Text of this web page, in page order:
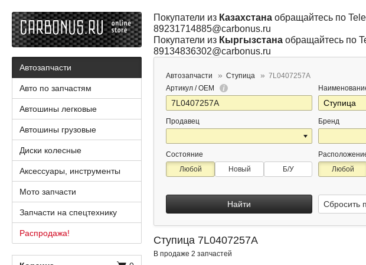
Покупатели из Казахстана обращайтесь по
89231714885@carbonus.ru
Покупатели из Кыргызстана обращайтесь по
89134836302@carbonus.ru
Автозапчасти Ступица
7L0407257A
Артикул / OEM
Продавец Бренд
Состояние
Любой
Новый Б/У
Любой
Найти Сбросить
Ступица 7L0407257A
В продаже 2 запчастей
Автозапчасти
Авто по запчастям
Автошины легковые
Автошины грузовые
Диски колесные
Аксессуары, инструменты
Мото запчасти
Запчасти на спецтехнику
Распродажа!